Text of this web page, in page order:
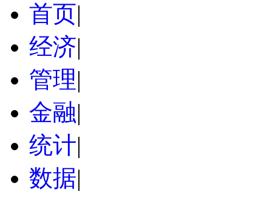
首页|
经济|
管理|
金融|
统计|
数据|